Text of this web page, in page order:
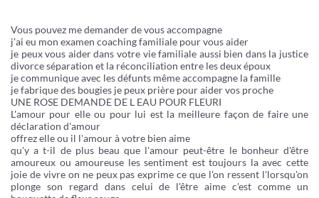
Vous pouvez me demander de vous accompagne
j'ai eu mon examen coaching familiale pour vous aider
je peux vous aider dans votre vie familiale aussi bien dans la justice
divorce séparation et la réconciliation entre les deux époux
je communique avec les défunts même accompagne la famille
je fabrique des bougies je peux prière pour aider vos proche
UNE ROSE DEMANDE DE L EAU POUR FLEURI
L'amour pour elle ou pour lui est la meilleure façon de faire une
déclaration d'amour
offrez elle ou il l'amour à votre bien aime
qu'y a t-il de plus beau que l'amour peut-être le bonheur d'être
amoureux ou amoureuse les sentiment est toujours la avec cette
joie de vivre on ne peux pas exprime ce que l'on ressent l'lorsqu'on
plonge son regard dans celui de l'être aime c'est comme un